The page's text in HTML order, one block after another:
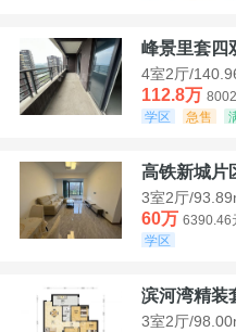
4室2厅/
112.8万
学区
急售
高铁新城片
3室2厅/
60万 6390.46
学区
滨河湾精装
3室2厅/